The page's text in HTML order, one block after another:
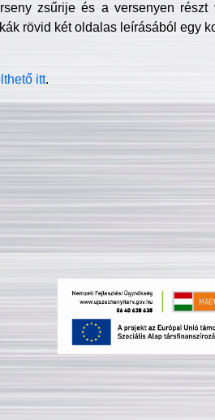
zsűrije és a versenyen részt
rövid két oldalas leírásából egy
itt.